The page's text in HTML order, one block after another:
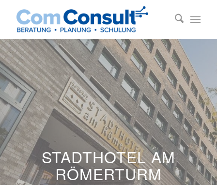
STADTHOTEL AM
RÖMERTURM